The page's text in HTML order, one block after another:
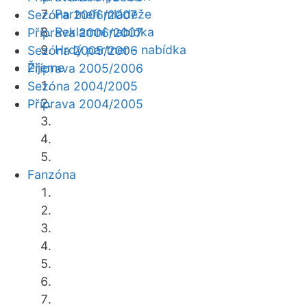
Partneři mládeže
Reklamní nabídka
Hrdý partner - nabídka
Žijeme
Fanzóna
Sezóna 2006/2007
Příprava 2006/2007
Sezóna 2005/2006
Příprava 2005/2006
Sezóna 2004/2005
Příprava 2004/2005